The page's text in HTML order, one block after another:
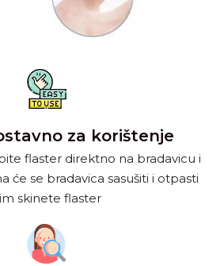
za korištenje
flaster direktno na bradavicu i
će se bradavica sasušiti i otpasti
skinete flaster